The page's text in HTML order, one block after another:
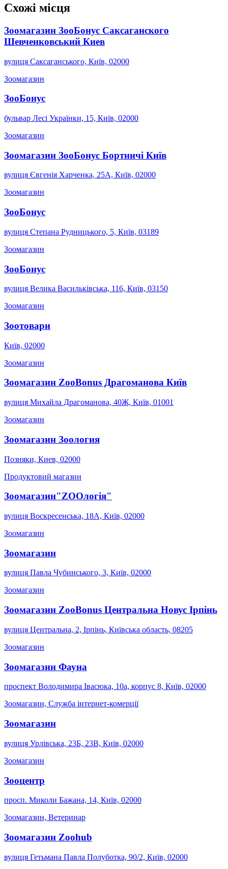
Схожі місця
Зоомагазин ЗооБонус Саксаганского
Шевченковський Киев
вулиця Саксаганського, Київ, 02000
Зоомагазин
ЗооБонус
бульвар Лесі Українки, 15, Київ, 02000
Зоомагазин
Зоомагазин ЗооБонус Бортничі Київ
вулиця Євгенія Харченка, 25А, Київ, 02000
Зоомагазин
ЗооБонус
вулиця Степана Рудницького, 5, Київ, 03189
Зоомагазин
ЗооБонус
вулиця Велика Васильківська, 116, Київ, 03150
Зоомагазин
Зоотовари
Київ, 02000
Зоомагазин
Зоомагазин ZooBonus Драгоманова Київ
вулиця Михайла Драгоманова, 40Ж, Київ, 01001
Зоомагазин
Зоомагазин Зоология
Позняки, Киев, 02000
Продуктовий магазин
Зоомагазин"ZООлогія"
вулиця Воскресенська, 18А, Київ, 02000
Зоомагазин
Зоомагазин
вулиця Павла Чубинського, 3, Київ, 02000
Зоомагазин
Зоомагазин ZooBonus Центральна Новус Ірпінь
вулиця Центральна, 2, Ірпінь, Київська область, 08205
Зоомагазин
Зоомагазин Фауна
проспект Володимира Івасюка, 10а, корпус 8, Київ, 02000
Зоомагазин, Служба інтернет-комерції
Зоомагазин
вулиця Урлівська, 23Б, 23B, Київ, 02000
Зоомагазин
Зооцентр
просп. Миколи Бажана, 14, Київ, 02000
Зоомагазин, Ветеринар
Зоомагазин Zoohub
вулиця Гетьмана Павла Полуботка, 90/2, Київ, 02000